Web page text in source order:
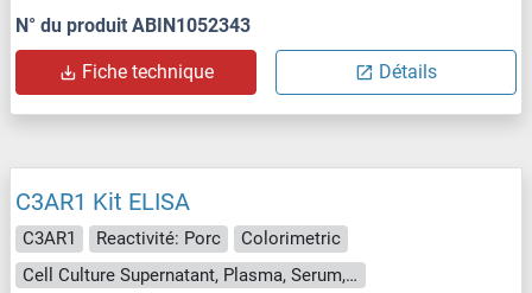
N° du produit ABIN1052343
Fiche technique Détails
C3AR1 Kit ELISA
C3AR1 Reactivité: Porc
Colorimetric
Cell Culture Supernatant, Plasma, Serum, Tissue Homogenate